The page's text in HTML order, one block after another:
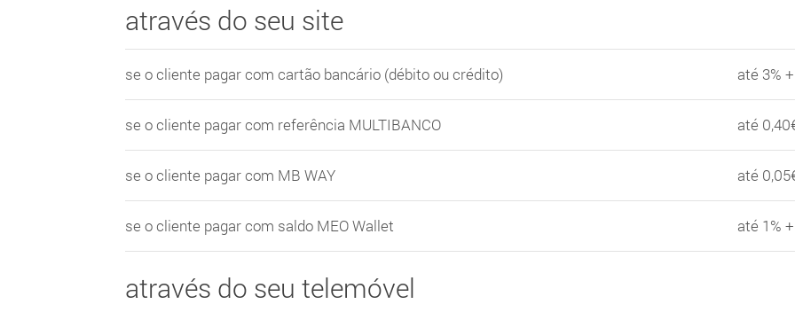
através do seu site
se o cliente pagar com cartão bancário (débito ou crédito) até 3%
se o cliente pagar com referência MULTIBANCO até
se o cliente pagar com MB WAY até
se o cliente pagar com saldo MEO Wallet até 1%
através do seu telemóvel